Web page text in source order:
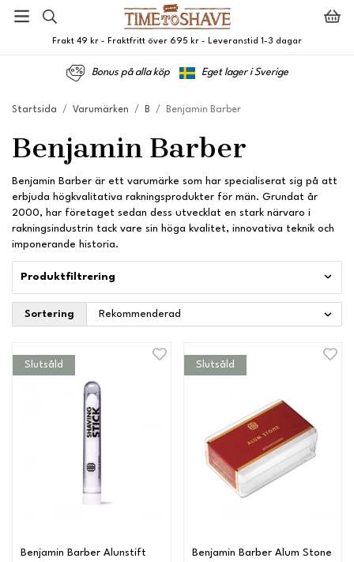
Frakt 49 kr - Fraktfritt över 695 kr - Leveranstid 1-3 dagar
Bonus på alla köp Eget lager i Sverige
Startsida / Varumärken / B / Benjamin Barber
Benjamin Barber
Benjamin Barber är ett varumärke som har specialiserat sig på att
erbjuda högkvalitativa rakningsprodukter för män. Grundat år
2000, har företaget sedan dess utvecklat en stark närvaro i
rakningsindustrin tack vare sin höga kvalitet, innovativa teknik och
imponerande historia.
Produktfiltrering
Sortering
Slutsåld
Benjamin Barber Alunstift
Slutsåld
Benjamin Barber Alum Stone